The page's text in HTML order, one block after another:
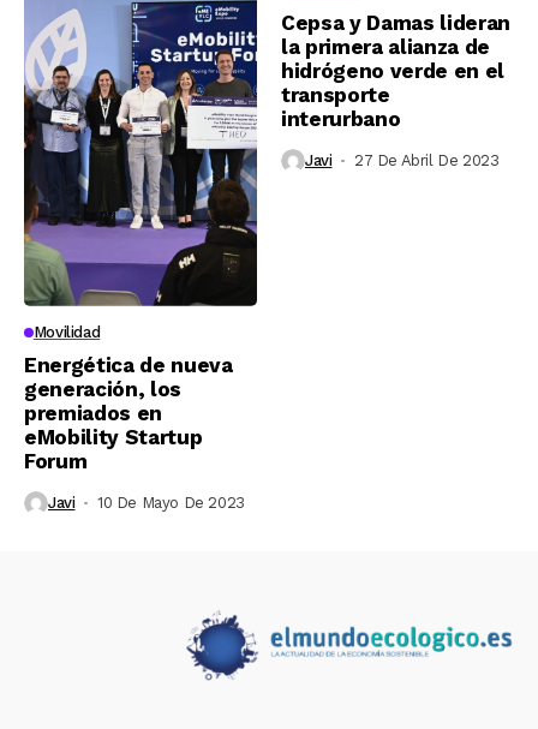
Movilidad
Energética de nueva
generación, los
premiados en
eMobility Startup
Forum
Javi 10 De Mayo De 2023
Cepsa y Damas lideran
la primera alianza de
hidrógeno verde en el
transporte
interurbano
Javi 27 De Abril De 2023